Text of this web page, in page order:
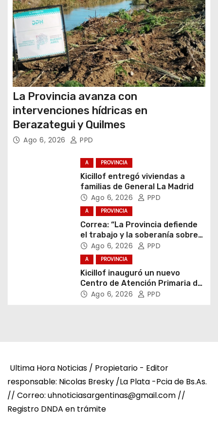
a
s
La Provincia avanza con
intervenciones hídricas en
Berazategui y Quilmes
Ago 6, 2026 PPD
A PROVINCIA
Kicillof entregó viviendas a
familias de General La Madrid
Ago 6, 2026 PPD
A PROVINCIA
Correa: “La Provincia defiende
el trabajo y la soberanía sobre
puertos y ríos”
Ago 6, 2026 PPD
A PROVINCIA
Kicillof inauguró un nuevo
Centro de Atención Primaria de
la Salud
Ago 6, 2026 PPD
Ultima Hora Noticias / Propietario - Editor
responsable: Nicolas Bresky /La Plata -Pcia de Bs.As.
// Correo: uhnoticiasargentinas@gmail.com //
Registro DNDA en trámite